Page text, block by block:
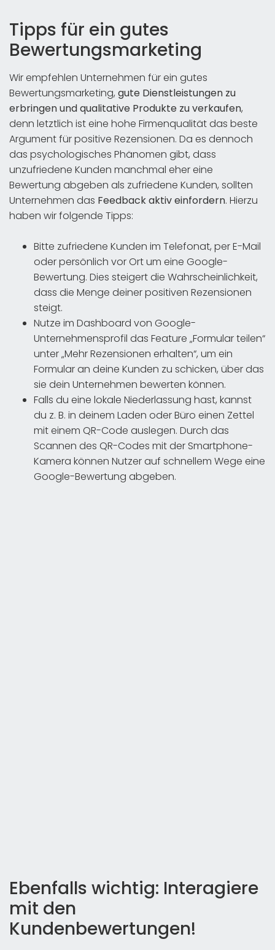
Tipps für ein gutes
Bewertungsmarketing
Wir empfehlen Unternehmen für ein gutes
Bewertungsmarketing, gute Dienstleistungen zu
erbringen und qualitative Produkte zu verkaufen,
denn letztlich ist eine hohe Firmenqualität das beste
Argument für positive Rezensionen. Da es dennoch
das psychologisches Phänomen gibt, dass
unzufriedene Kunden manchmal eher eine
Bewertung abgeben als zufriedene Kunden, sollten
Unternehmen das Feedback aktiv einfordern. Hierzu
haben wir folgende Tipps:
Bitte zufriedene Kunden im Telefonat, per E-Mail
oder persönlich vor Ort um eine Google-
Bewertung. Dies steigert die Wahrscheinlichkeit,
dass die Menge deiner positiven Rezensionen
steigt.
Nutze im Dashboard von Google-
Unternehmensprofil das Feature „Formular teilen“
unter „Mehr Rezensionen erhalten“, um ein
Formular an deine Kunden zu schicken, über das
sie dein Unternehmen bewerten können.
Falls du eine lokale Niederlassung hast, kannst
du z. B. in deinem Laden oder Büro einen Zettel
mit einem QR-Code auslegen. Durch das
Scannen des QR-Codes mit der Smartphone-
Kamera können Nutzer auf schnellem Wege eine
Google-Bewertung abgeben.
Ebenfalls wichtig: Interagiere
mit den
Kundenbewertungen!